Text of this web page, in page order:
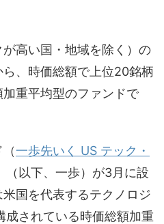
高い国・地域を除く）の
、時価総額で上位20銘柄
重平均型のファンドで
一歩先いく US テック・
（以下、一歩）が3月に設
国を代表するテクノロジ
されている時価総額加重